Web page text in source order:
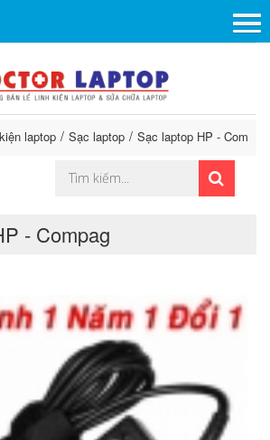
laptop Sạc laptop Sạc laptop HP - Compag
- Compag